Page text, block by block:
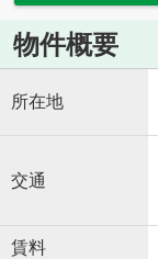
物件概要
所在地
交通
賃料